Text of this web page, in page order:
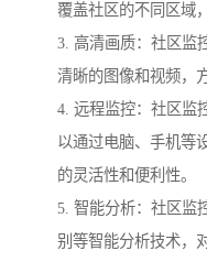
覆盖社区的不同区域
3. 高清画质：社区监
清晰的图像和视频，
4. 远程监控：社区监
以通过电脑、手机等
的灵活性和便利性。
5. 智能分析：社区监
别等智能分析技术，